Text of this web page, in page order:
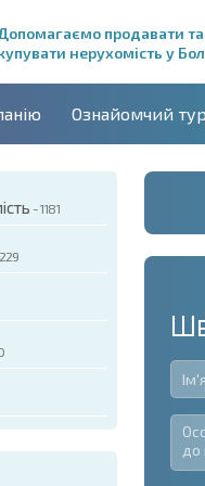
продавати та
нерухомість у
Ознайомчий тур
- 1181